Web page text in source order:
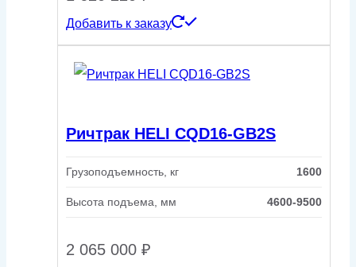
Добавить к заказу
Ричтрак HELI CQD16-GB2S
Грузоподъемность, кг 1600
Высота подъема, мм 4600-9500
2 065 000 ₽